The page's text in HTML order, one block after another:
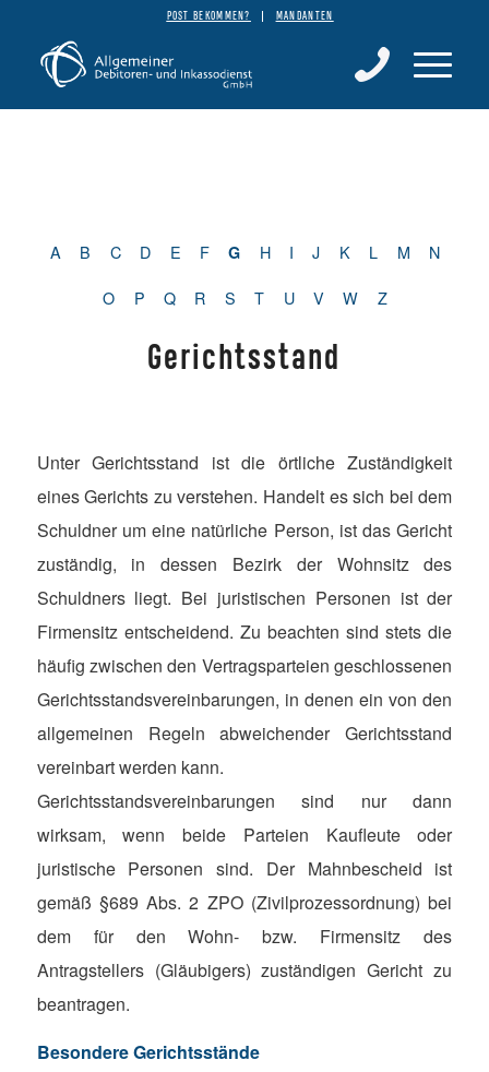
POST BEKOMMEN? MANDANTEN
A B C D E F G H I J K L M
N
O
P Q R S T U V W Z
Gerichtsstand
Unter Gerichtsstand ist die örtliche Zuständigkeit
eines Gerichts zu verstehen. Handelt es sich bei dem
Schuldner um eine natürliche Person, ist das Gericht
zuständig, in dessen Bezirk der Wohnsitz des
Schuldners liegt. Bei juristischen Personen ist der
Firmensitz entscheidend. Zu beachten sind stets die
häufig zwischen den Vertragsparteien geschlossenen
Gerichtsstandsvereinbarungen, in denen ein von den
allgemeinen Regeln abweichender Gerichtsstand
vereinbart werden kann.
Gerichtsstandsvereinbarungen sind nur dann
wirksam, wenn beide Parteien Kaufleute oder
juristische Personen sind. Der Mahnbescheid ist
gemäß §689 Abs. 2 ZPO (Zivilprozessordnung) bei
dem für den Wohn- bzw. Firmensitz des
Antragstellers (Gläubigers) zuständigen Gericht zu
beantragen.
Besondere Gerichtsstände